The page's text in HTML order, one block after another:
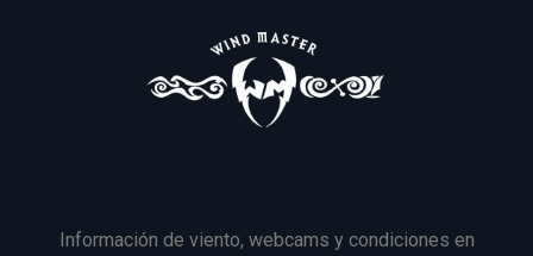
Información de viento, webcams y condiciones en